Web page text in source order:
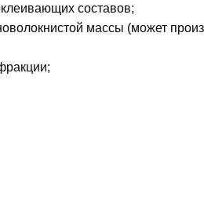
составов;
массы (может